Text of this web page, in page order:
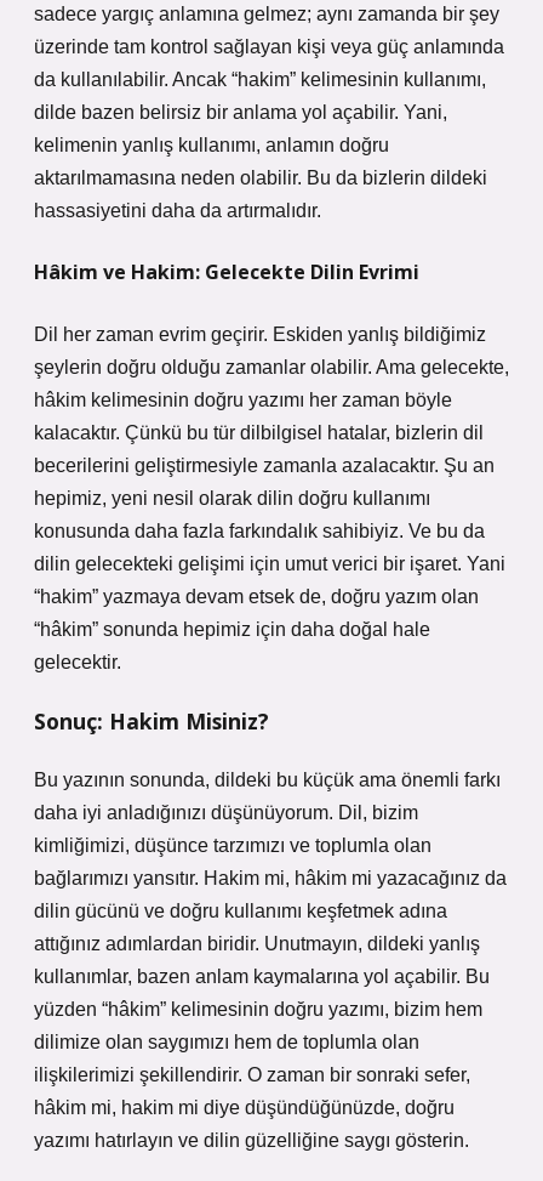
sadece yargıç anlamına gelmez; aynı zamanda bir şey
üzerinde tam kontrol sağlayan kişi veya güç anlamında
da kullanılabilir. Ancak “hakim” kelimesinin kullanımı,
dilde bazen belirsiz bir anlama yol açabilir. Yani,
kelimenin yanlış kullanımı, anlamın doğru
aktarılmamasına neden olabilir. Bu da bizlerin dildeki
hassasiyetini daha da artırmalıdır.
Hâkim ve Hakim: Gelecekte Dilin Evrimi
Dil her zaman evrim geçirir. Eskiden yanlış bildiğimiz
şeylerin doğru olduğu zamanlar olabilir. Ama gelecekte,
hâkim kelimesinin doğru yazımı her zaman böyle
kalacaktır. Çünkü bu tür dilbilgisel hatalar, bizlerin dil
becerilerini geliştirmesiyle zamanla azalacaktır. Şu an
hepimiz, yeni nesil olarak dilin doğru kullanımı
konusunda daha fazla farkındalık sahibiyiz. Ve bu da
dilin gelecekteki gelişimi için umut verici bir işaret. Yani
“hakim” yazmaya devam etsek de, doğru yazım olan
“hâkim” sonunda hepimiz için daha doğal hale
gelecektir.
Sonuç: Hakim Misiniz?
Bu yazının sonunda, dildeki bu küçük ama önemli farkı
daha iyi anladığınızı düşünüyorum. Dil, bizim
kimliğimizi, düşünce tarzımızı ve toplumla olan
bağlarımızı yansıtır. Hakim mi, hâkim mi yazacağınız da
dilin gücünü ve doğru kullanımı keşfetmek adına
attığınız adımlardan biridir. Unutmayın, dildeki yanlış
kullanımlar, bazen anlam kaymalarına yol açabilir. Bu
yüzden “hâkim” kelimesinin doğru yazımı, bizim hem
dilimize olan saygımızı hem de toplumla olan
ilişkilerimizi şekillendirir. O zaman bir sonraki sefer,
hâkim mi, hakim mi diye düşündüğünüzde, doğru
yazımı hatırlayın ve dilin güzelliğine saygı gösterin.